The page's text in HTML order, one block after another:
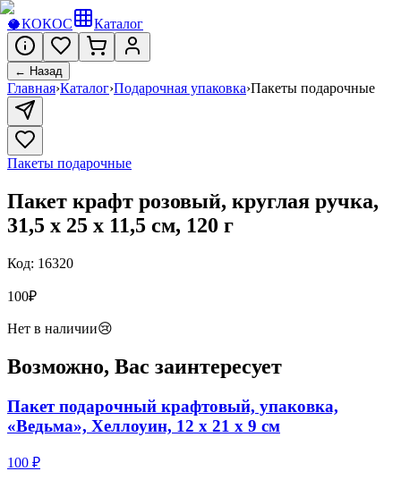
🥥КОКОС Каталог
← Назад
Главная›Каталог›Подарочная упаковка›Пакеты подарочные
Пакеты подарочные
Пакет крафт розовый, круглая ручка,
31,5 х 25 х 11,5 см, 120 г
Код: 16320
100₽
Нет в наличии😢
Возможно, Вас заинтересует
Пакет подарочный крафтовый, упаковка,
«Ведьма», Хеллоуин, 12 х 21 х 9 см
100 ₽